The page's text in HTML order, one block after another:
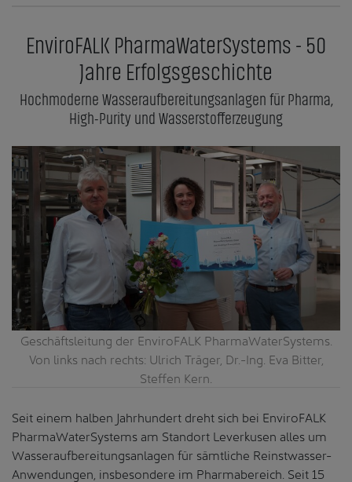
EnviroFALK PharmaWaterSystems - 50
Jahre Erfolgsgeschichte
Hochmoderne Wasseraufbereitungsanlagen für Pharma,
High-Purity und Wasserstofferzeugung
Geschäftsleitung der EnviroFALK PharmaWaterSystems.
Von links nach rechts: Ulrich Träger, Dr.-Ing. Eva Bitter,
Steffen Kern.
Seit einem halben Jahrhundert dreht sich bei EnviroFALK
PharmaWaterSystems am Standort Leverkusen alles um
Wasseraufbereitungsanlagen für sämtliche Reinstwasser-
Anwendungen, insbesondere im Pharmabereich. Seit 15